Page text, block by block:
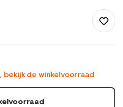
bekijk de winkelvoorraad